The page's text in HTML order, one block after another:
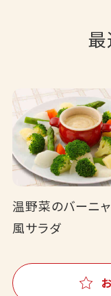
温野菜のバーニ
風サラダ